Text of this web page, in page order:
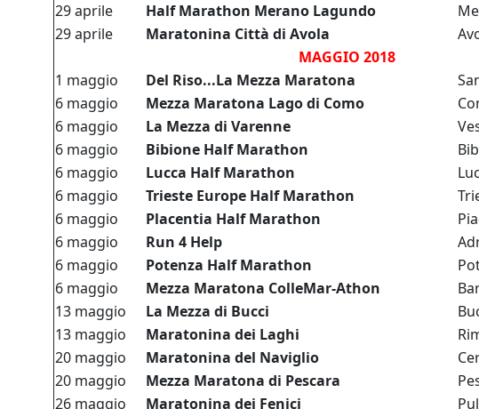
29 aprile
Half Marathon Merano Lagundo
29 aprile
Maratonina Città di Avola
MAGGIO 2018
1 maggio
Del Riso...La Mezza Maratona
6 maggio
Mezza Maratona Lago di Como
6 maggio
La Mezza di Varenne
6 maggio
Bibione Half Marathon
6 maggio
Lucca Half Marathon
6 maggio
Trieste Europe Half Marathon
6 maggio
Placentia Half Marathon
6 maggio
Run 4 Help
6 maggio
Potenza Half Marathon
6 maggio
Mezza Maratona ColleMar-Athon
13 maggio
La Mezza di Bucci
13 maggio
Maratonina dei Laghi
20 maggio
Maratonina del Naviglio
20 maggio
Mezza Maratona di Pescara
26 maggio
Maratonina dei Fenici